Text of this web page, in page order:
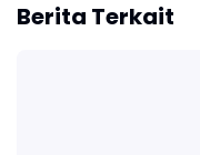
Berita Terkait